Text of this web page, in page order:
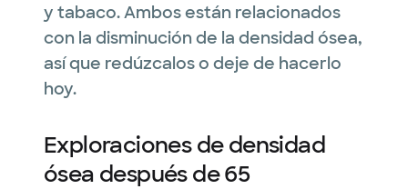
y tabaco. Ambos están relacionados
con la disminución de la densidad ósea,
así que redúzcalos o deje de hacerlo
hoy.
Exploraciones de densidad
ósea después de 65